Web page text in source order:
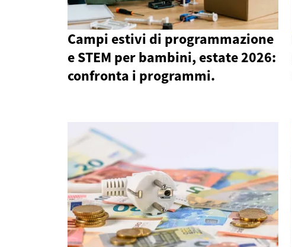
Campi estivi di programmazione
e STEM per bambini, estate 2026:
confronta i programmi.